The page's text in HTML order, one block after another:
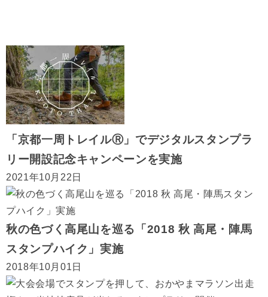
「京都一周トレイルⓇ」でデジタルスタンプラ
リー開設記念キャンペーンを実施
2021年10月22日
秋の色づく高尾山を巡る「2018 秋 高尾・陣馬
スタンプハイク」実施
2018年10月01日